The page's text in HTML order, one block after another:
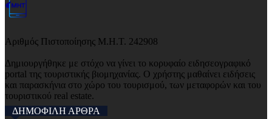
Αριθμός Πιστοποίησης Μ.Η.Τ. 242908
Δημιουργήθηκε με στόχο να γίνει το κορυφαίο ειδησεογραφικό
portal της τουριστικής βιομηχανίας. Ο χρήστης μαθαίνει ειδήσεις
και παρασκήνια στο χώρο του τουρισμού, των μεταφορών και του
τουριστικού real estate.
ΔΗΜΟΦΙΛΗ ΑΡΘΡΑ